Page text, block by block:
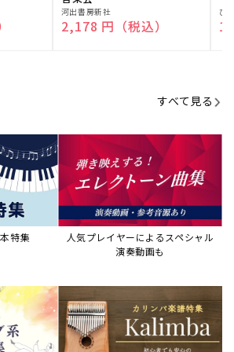
JAZZの楽譜特集
すべて見る